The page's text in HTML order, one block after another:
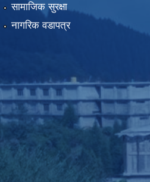
सामाजिक सुरक्षा
नागरिक वडापत्र